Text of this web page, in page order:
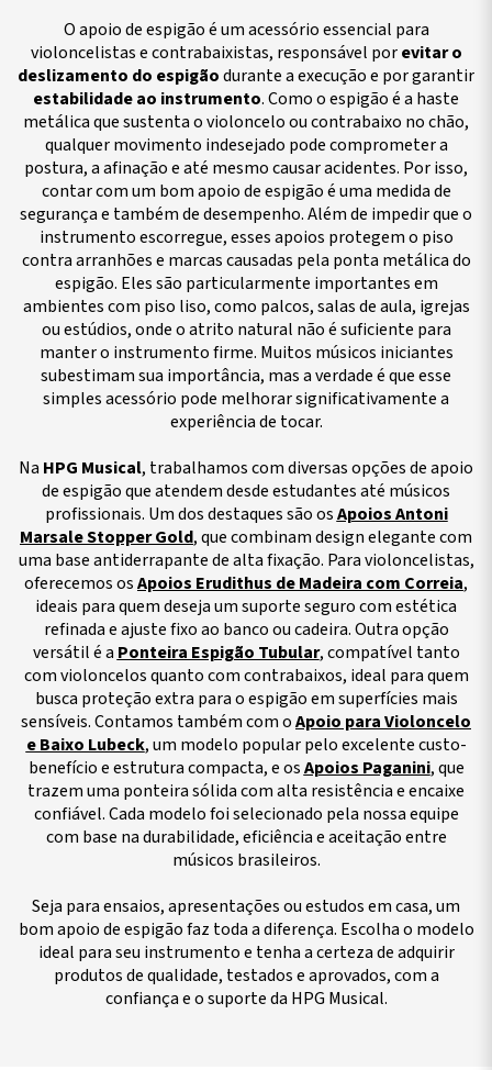
O apoio de espigão é um acessório essencial para
violoncelistas e contrabaixistas, responsável porevitar o
deslizamento do espigãodurante a execução e por garantir
estabilidade ao instrumento. Como o espigão é a haste
metálica que sustenta o violoncelo ou contrabaixo no chão,
qualquer movimento indesejado pode comprometer a
postura, a afinação e até mesmo causar acidentes. Por isso,
contar com um bom apoio de espigão é uma medida de
segurança e também de desempenho.Além de impedir que o
instrumento escorregue, esses apoios protegem o piso
contra arranhões e marcas causadas pela ponta metálica do
espigão. Eles são particularmente importantes em
ambientes com piso liso, como palcos, salas de aula, igrejas
ou estúdios, onde o atrito natural não é suficiente para
manter o instrumento firme. Muitos músicos iniciantes
subestimam sua importância, mas a verdade é que esse
simples acessório pode melhorar significativamente a
experiência de tocar.
Na HPG Musical, trabalhamos com diversas opções de apoio
de espigão que atendem desde estudantes até músicos
profissionais. Um dos destaques são osApoios Antoni
Marsale Stopper Gold, que combinam design elegante com
uma base antiderrapante de alta fixação. Para violoncelistas,
oferecemos osApoios Erudithus de Madeira com Correia,
ideais para quem deseja um suporte seguro com estética
refinada e ajuste fixo ao banco ou cadeira. Outra opção
versátil é a Ponteira Espigão Tubular, compatível tanto
com violoncelos quanto com contrabaixos, ideal para quem
busca proteção extra para o espigão em superfícies mais
sensíveis.Contamos também com oApoio para Violoncelo
e Baixo Lubeck, um modelo popular pelo excelente custo-
benefício e estrutura compacta, e osApoios Paganini, que
trazem uma ponteira sólida com alta resistência e encaixe
confiável. Cada modelo foi selecionado pela nossa equipe
com base na durabilidade, eficiência e aceitação entre
músicos brasileiros.
Seja para ensaios, apresentações ou estudos em casa, um
bom apoio de espigão faz toda a diferença. Escolha o modelo
ideal para seu instrumento e tenha a certeza de adquirir
produtos de qualidade, testados e aprovados, com a
confiança e o suporte da HPG Musical.